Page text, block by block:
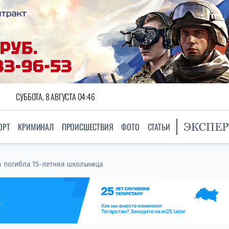
СУББОТА, 8 АВГУСТА 04:46
КРИМИНАЛ ПРОИСШЕСТВИЯ ФОТО СТАТЬИ
15-летняя школьница